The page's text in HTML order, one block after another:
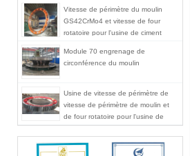
Vitesse de périmètre du moulin
GS42CrMo4 et vitesse de four
rotatoire pour l'usine de ciment
Module 70 engrenage de
circonférence du moulin
Usine de vitesse de périmètre de
vitesse de périmètre de moulin et
de four rotatoire pour l'usine de
ciment